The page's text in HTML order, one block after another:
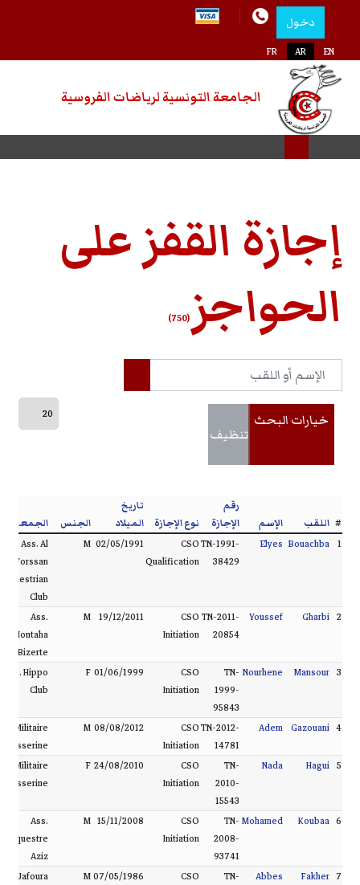
دخول
FR AR EN
الجامعة التونسية لرياضات الفروسية
إجازة القفز على
الحواجز (750)
خيارات البحث
تنظيف
# اللقب الإسم
رقم
الإجازة
نوع الإجازة
تاريخ
الميلاد
الجنس
الجمعية
1
Bouachba
Elyes
TN-1991-
38429
CSO
Qualification
02/05/1991
M
Ass. Al
Forssan
Equestrian
Club
2
Gharbi
Youssef
TN-2011-
20854
CSO
Initiation
19/12/2011
M
Ass.
Montaha
Bizerte
3
Mansour
Nourhene
TN-
1999-
95843
CSO
Initiation
01/06/1999
F
Ass. Hippo
Club
4
Gazouani
Adem
TN-2012-
14781
CSO
Initiation
08/08/2012
M
Kasserine
5
Hagui
Nada
TN-
2010-
15543
CSO
Initiation
24/08/2010
F
Kasserine
6
Koubaa
Mohamed
TN-
2008-
93741
CSO
Initiation
15/11/2008
M
Ass.
Équestre
Aziz
7
Fakher
Abbes
TN-
CSO
07/05/1986
M
Jafoura